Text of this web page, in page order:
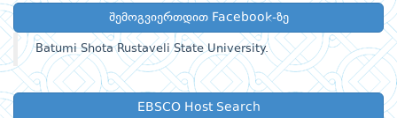
შემოგვიერთდით Facebook-ზე
Batumi Shota Rustaveli State University.
EBSCO Host Search